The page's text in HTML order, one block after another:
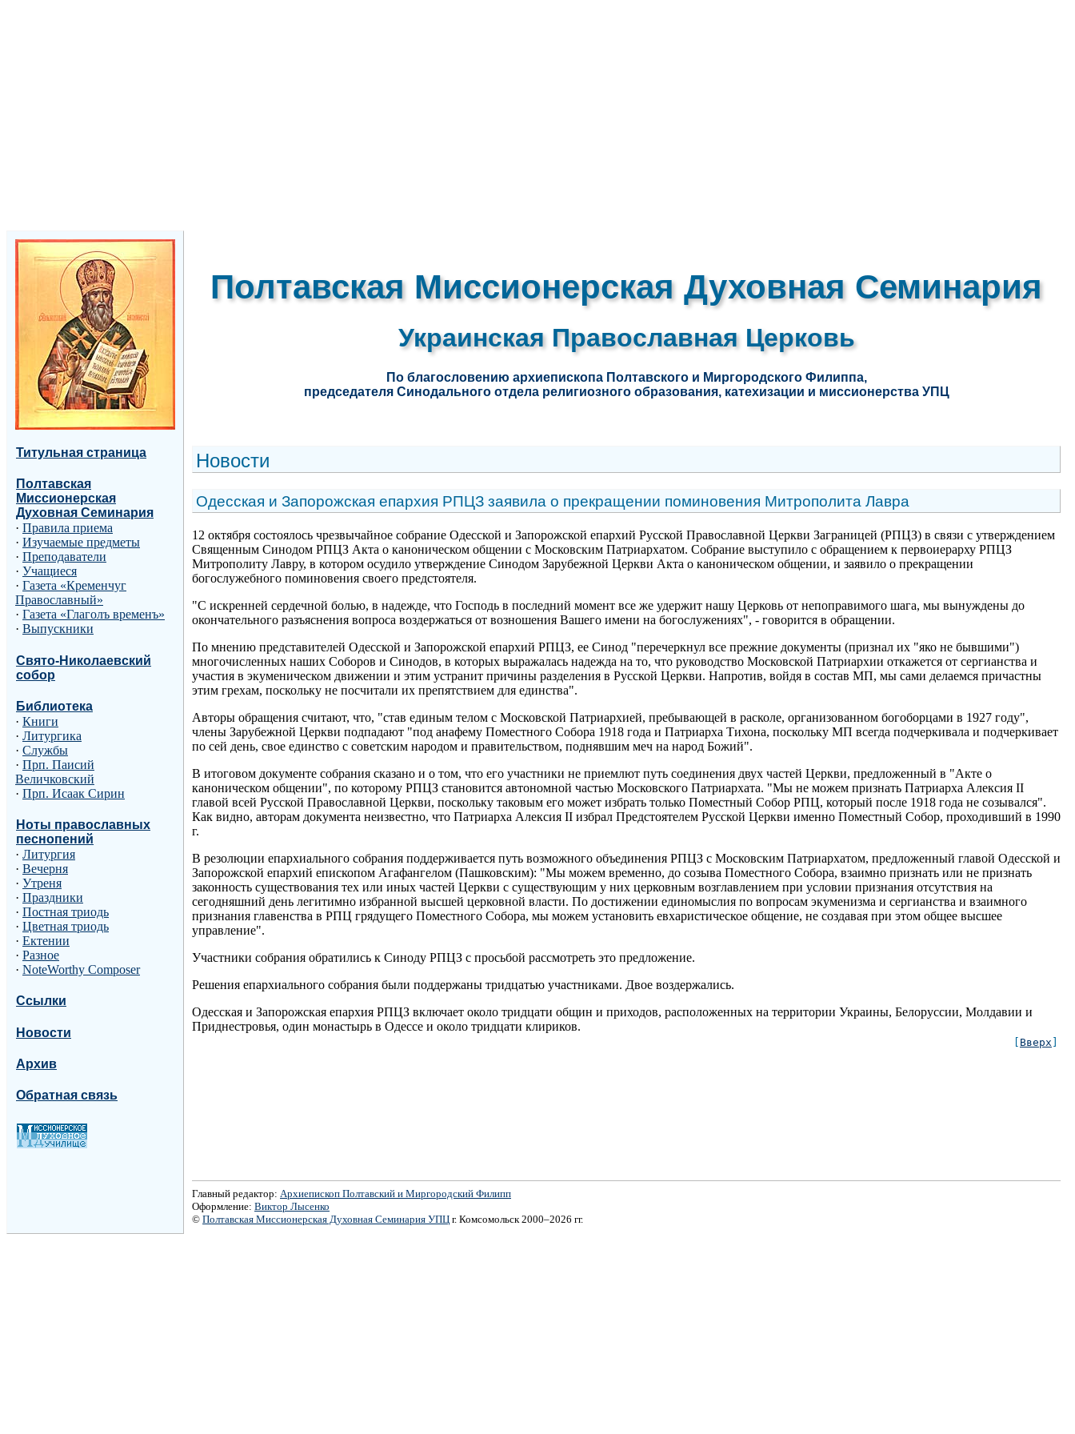
Полтавская Миссионерская Духовная Семинария
Украинская Православная Церковь
По благословению архиепископа Полтавского и Миргородского Филиппа,
председателя Синодального отдела религиозного образования, катехизации и миссионерства УПЦ
Титульная страница
Полтавская
Миссионерская
Духовная Семинария
· Правила приема
· Изучаемые предметы
· Преподаватели
· Учащиеся
· Газета «Кременчуг
Православный»
· Газета «Глаголъ временъ»
· Выпускники
Свято-Николаевский
собор
Библиотека
· Книги
· Литургика
· Службы
· Прп. Паисий
Величковский
· Прп. Исаак Сирин
Ноты православных
песнопений
· Литургия
· Вечерня
· Утреня
· Праздники
· Постная триодь
· Цветная триодь
· Ектении
· Разное
· NoteWorthy Composer
Ссылки
Новости
Архив
Обратная связь
Новости
Одесская и Запорожская епархия РПЦЗ заявила о прекращении поминовения Митрополита Лавра
12 октября состоялось чрезвычайное собрание Одесской и Запорожской епархий Русской Православной Церкви Заграницей (РПЦЗ) в связи с утверждением
Священным Синодом РПЦЗ Акта о каноническом общении с Московским Патриархатом. Собрание выступило с обращением к первоиерарху РПЦЗ
Митрополиту Лавру, в котором осудило утверждение Синодом Зарубежной Церкви Акта о каноническом общении, и заявило о прекращении
богослужебного поминовения своего предстоятеля.
"С искренней сердечной болью, в надежде, что Господь в последний момент все же удержит нашу Церковь от непоправимого шага, мы вынуждены до
окончательного разъяснения вопроса воздержаться от возношения Вашего имени на богослужениях", - говорится в обращении.
По мнению представителей Одесской и Запорожской епархий РПЦЗ, ее Синод "перечеркнул все прежние документы (признал их "яко не бывшими")
многочисленных наших Соборов и Синодов, в которых выражалась надежда на то, что руководство Московской Патриархии откажется от сергианства и
участия в экуменическом движении и этим устранит причины разделения в Русской Церкви. Напротив, войдя в состав МП, мы сами делаемся причастны
этим грехам, поскольку не посчитали их препятствием для единства".
Авторы обращения считают, что, "став единым телом с Московской Патриархией, пребывающей в расколе, организованном богоборцами в 1927 году",
члены Зарубежной Церкви подпадают "под анафему Поместного Собора 1918 года и Патриарха Тихона, поскольку МП всегда подчеркивала и подчеркивает
по сей день, свое единство с советским народом и правительством, поднявшим меч на народ Божий".
В итоговом документе собрания сказано и о том, что его участники не приемлют путь соединения двух частей Церкви, предложенный в "Акте о
каноническом общении", по которому РПЦЗ становится автономной частью Московского Патриархата. "Мы не можем признать Патриарха Алексия II
главой всей Русской Православной Церкви, поскольку таковым его может избрать только Поместный Собор РПЦ, который после 1918 года не созывался".
Как видно, авторам документа неизвестно, что Патриарха Алексия II избрал Предстоятелем Русской Церкви именно Поместный Собор, проходивший в 1990
г.
В резолюции епархиального собрания поддерживается путь возможного объединения РПЦЗ с Московским Патриархатом, предложенный главой Одесской и
Запорожской епархий епископом Агафангелом (Пашковским): "Мы можем временно, до созыва Поместного Собора, взаимно признать или не признать
законность существования тех или иных частей Церкви с существующим у них церковным возглавлением при условии признания отсутствия на
сегодняшний день легитимно избранной высшей церковной власти. По достижении единомыслия по вопросам экуменизма и сергианства и взаимного
признания главенства в РПЦ грядущего Поместного Собора, мы можем установить евхаристическое общение, не создавая при этом общее высшее
управление".
Участники собрания обратились к Синоду РПЦЗ с просьбой рассмотреть это предложение.
Решения епархиального собрания были поддержаны тридцатью участниками. Двое воздержались.
Одесская и Запорожская епархия РПЦЗ включает около тридцати общин и приходов, расположенных на территории Украины, Белоруссии, Молдавии и
Приднестровья, один монастырь в Одессе и около тридцати клириков.
[ Вверх ]
Главный редактор: Архиепископ Полтавский и Миргородский Филипп
Оформление: Виктор Лысенко
© Полтавская Миссионерская Духовная Семинария УПЦ г. Комсомольск 2000–2026 гг.